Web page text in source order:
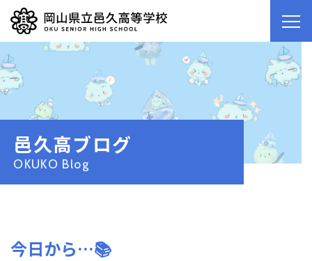
邑久高ブログ
OKUKO Blog
今日から…📚